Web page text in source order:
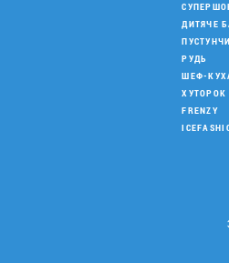
ДИТЯЧЕ
РУДЬ
ШЕФ-
ХУТОРОК
FRENZY